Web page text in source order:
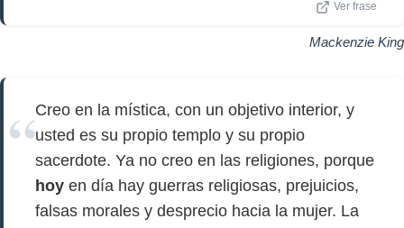
Ver frase
Mackenzie King
Creo en la mística, con un objetivo interior, y
usted es su propio templo y su propio
sacerdote. Ya no creo en las religiones, porque
hoy en día hay guerras religiosas, prejuicios,
falsas morales y desprecio hacia la mujer. La